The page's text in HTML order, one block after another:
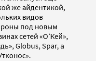
же айдентикой,
видов
под новым
сетей «О’Кей»,
Globus, Spar, а